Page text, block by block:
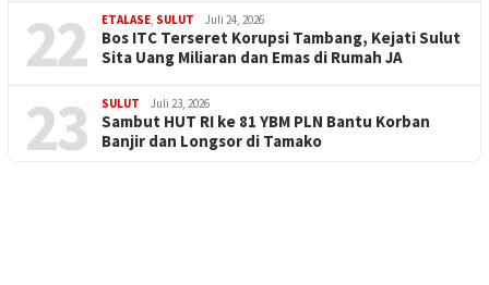
22 ETALASE, SULUT Juli 24, 2026
Bos ITC Terseret Korupsi Tambang, Kejati Sulut
Sita Uang Miliaran dan Emas di Rumah JA
23 SULUT Juli 23, 2026
Sambut HUT RI ke 81 YBM PLN Bantu Korban
Banjir dan Longsor di Tamako